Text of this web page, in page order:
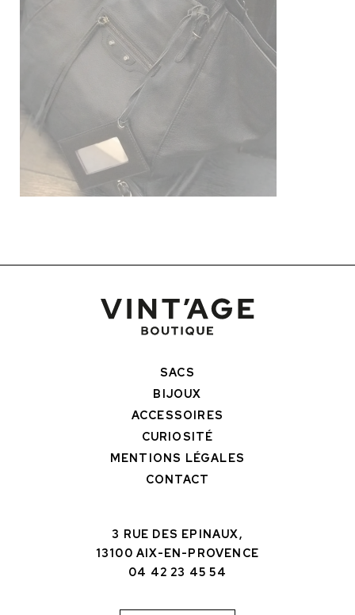
SACS
BIJOUX
ACCESSOIRES
CURIOSITÉ
MENTIONS LÉGALES
CONTACT
3 RUE DES EPINAUX,
13100 AIX-EN-PROVENCE
04 42 23 45 54